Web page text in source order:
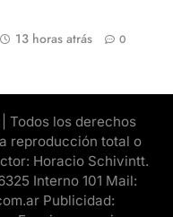
13 horas atrás 0
Todos los derechos
reproducción total o
Horacio Schivintt.
Interno 101 Mail:
Publicidad: